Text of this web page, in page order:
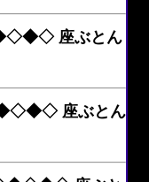
座ぶとん
座ぶとん